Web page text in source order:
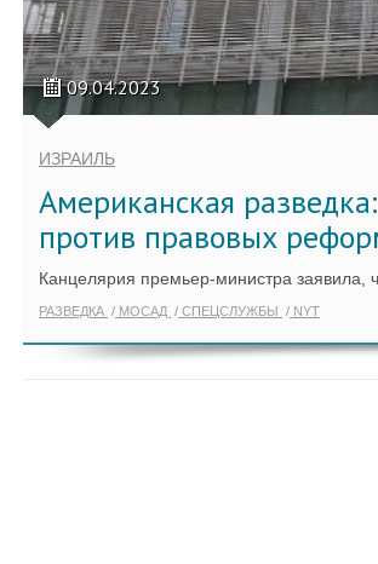
09.04.2023
ИЗРАИЛЬ
Американская
против правовых
Канцелярия премьер-министра
РАЗВЕДКА МОСАД СПЕЦСЛУЖБЫ NYT